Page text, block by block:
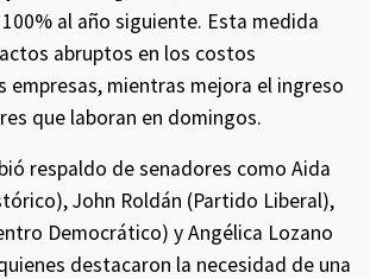
al año siguiente. Esta medida
abruptos en los costos
empresas, mientras mejora el ingreso
que laboran en domingos.
respaldo de senadores como Aida
John Roldán (Partido Liberal),
Democrático) y Angélica Lozano
destacaron la necesidad de una